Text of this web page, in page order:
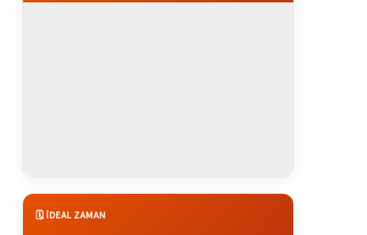
🗓️ İDEAL ZAMAN